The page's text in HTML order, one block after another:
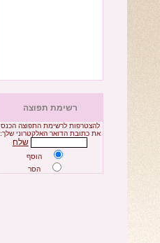
רשימת תפוצה
להצטרפות לרשימת התפוצה הכנס
את כתובת הדואר האלקטרוני שלך:
שלח
הוסף
הסר